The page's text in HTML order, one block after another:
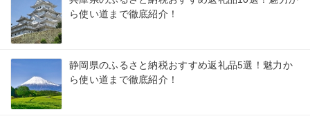
ら使い道まで徹底紹介！
静岡県のふるさと納税おすすめ返礼品5選！魅力か
ら使い道まで徹底紹介！